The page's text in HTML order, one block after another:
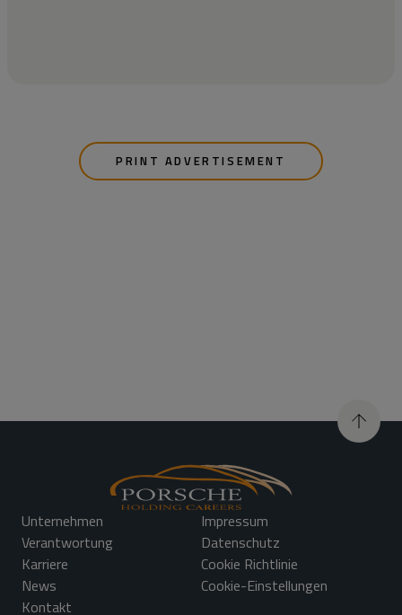
PRINT ADVERTISEMENT
Unternehmen
Verantwortung
Karriere
News
Kontakt
Impressum
Datenschutz
Cookie Richtlinie
Cookie-Einstellungen